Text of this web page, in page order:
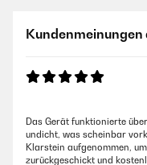
Kundenmeinungen
Das Gerät funktionierte
undicht, was scheinbar
Klarstein aufgenommen,
zurückgeschickt und